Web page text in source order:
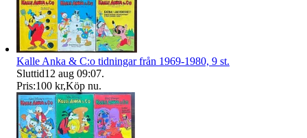
Kalle Anka & C:o tidningar från 1969-1980, 9 st.
Sluttid12 aug 09:07.
Pris:100 kr,Köp nu.